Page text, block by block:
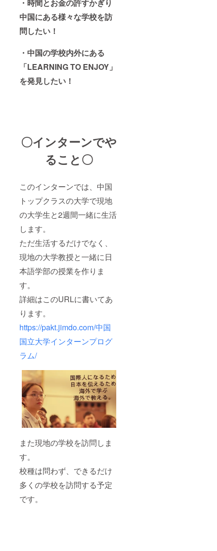
・時間とお金の許すかぎり
中国にある様々な学校を訪
問したい！
・中国の学校内外にある
「LEARNING TO ENJOY」
を発見したい！
〇インターンでや
ること〇
このインターンでは、中国
トップクラスの大学で現地
の大学生と2週間一緒に生活
します。
ただ生活するだけでなく、
現地の大学教授と一緒に日
本語学部の授業を作りま
す。
詳細はこのURLに書いてあ
ります。
https://pakt.jimdo.com/中国
国立大学インターンプログ
ラム/
また現地の学校を訪問しま
す。
校種は問わず、できるだけ
多くの学校を訪問する予定
です。